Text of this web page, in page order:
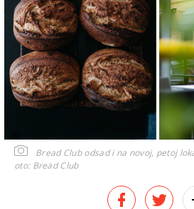
Bread Club odsad i na novoj, petoj
oto: Bread Club